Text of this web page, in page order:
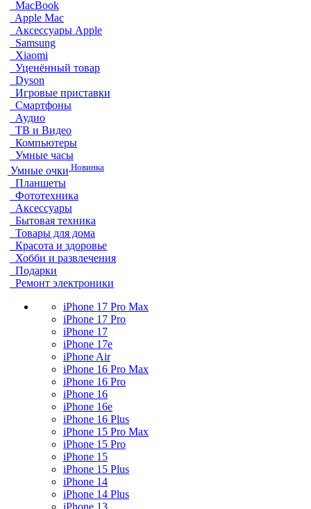
MacBook
Apple Mac
Аксессуары Apple
Samsung
Xiaomi
Уценённый товар
Dyson
Игровые приставки
Смартфоны
Аудио
ТВ и Видео
Компьютеры
Умные часы
Умные очки Новинка
Планшеты
Фототехника
Аксессуары
Бытовая техника
Товары для дома
Красота и здоровье
Хобби и развлечения
Подарки
Ремонт электроники
iPhone 17 Pro Max
iPhone 17 Pro
iPhone 17
iPhone 17e
iPhone Air
iPhone 16 Pro Max
iPhone 16 Pro
iPhone 16
iPhone 16e
iPhone 16 Plus
iPhone 15 Pro Max
iPhone 15 Pro
iPhone 15
iPhone 15 Plus
iPhone 14
iPhone 14 Plus